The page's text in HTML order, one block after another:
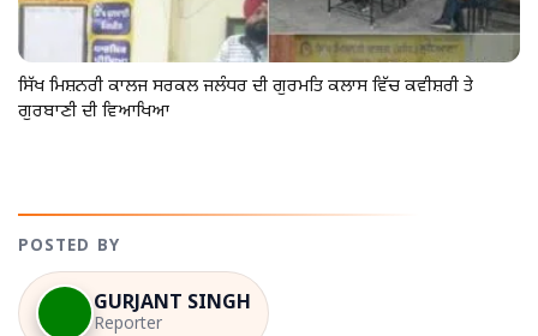
ਸਿੱਖ ਮਿਸ਼ਨਰੀ ਕਾਲਜ ਸਰਕਲ ਜਲੰਧਰ ਦੀ ਗੁਰਮਤਿ ਕਲਾਸ ਵਿੱਚ ਕਵੀਸ਼ਰੀ ਤੇ
ਗੁਰਬਾਣੀ ਦੀ ਵਿਆਖਿਆ
POSTED BY
GURJANT SINGH
Reporter